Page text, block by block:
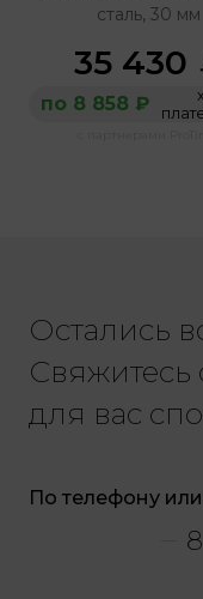
сталь, 30 мм
35 430
по 8 858 ₽
Остались
для вас
По телефону